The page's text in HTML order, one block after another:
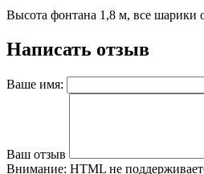
Высота фонтана 1,8 м, все шарики
Написать отзыв
Ваше имя:
Ваш отзыв
Внимание: HTML не